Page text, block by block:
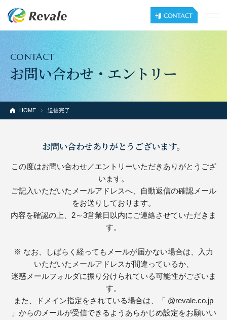
CONTACT
お問い合わせ・エントリー
HOME 送信完了
お問い合わせありがとうございます。
この度はお問い合わせ／エントリーいただきありがとうござ
います。
ご記入いただいたメールアドレスへ、自動返信の確認メール
をお送りしております。
内容を確認の上、2～3営業日以内にご連絡させていただきま
す。
※ なお、しばらく経ってもメールが届かない場合は、入力
いただいたメールアドレスが間違っているか、
迷惑メールフォルダに振り分けられている可能性がございま
す。
また、ドメイン指定をされている場合は、「 @revale.co.jp
」からのメールが受信できるようあらかじめ設定をお願いい